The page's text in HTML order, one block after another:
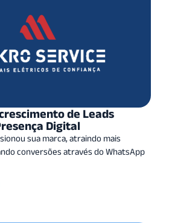
de Leads
Digital
sua marca, atraindo mais
conversões através do WhatsApp